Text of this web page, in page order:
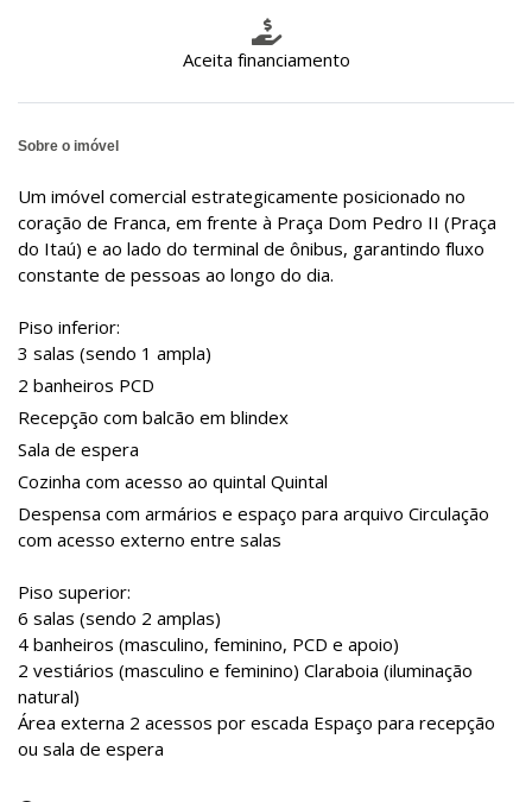
Aceita financiamento
Sobre o imóvel
Um imóvel comercial estrategicamente posicionado no
coração de Franca, em frente à Praça Dom Pedro II (Praça
do Itaú) e ao lado do terminal de ônibus, garantindo fluxo
constante de pessoas ao longo do dia.
Piso inferior:
3 salas (sendo 1 ampla)
2 banheiros PCD
Recepção com balcão em blindex
Sala de espera
Cozinha com acesso ao quintal Quintal
Despensa com armários e espaço para arquivo Circulação
com acesso externo entre salas
Piso superior:
6 salas (sendo 2 amplas)
4 banheiros (masculino, feminino, PCD e apoio)
2 vestiários (masculino e feminino) Claraboia (iluminação
natural)
Área externa 2 acessos por escada Espaço para recepção
ou sala de espera